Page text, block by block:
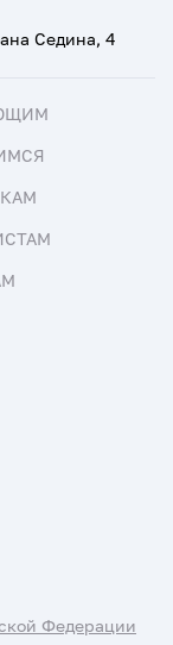
Седина, 4
Федерации